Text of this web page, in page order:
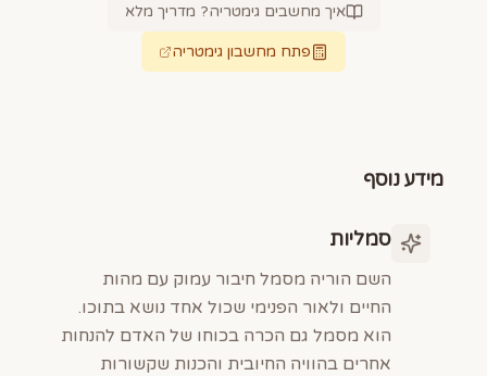
איך מחשבים גימטריה? מדריך מלא
פתח מחשבון גימטריה
מידע נוסף
סמליות
השם הוריה מסמל חיבור עמוק עם מהות
החיים ולאור הפנימי שכול אחד נושא בתוכו.
הוא מסמל גם הכרה בכוחו של האדם להנחות
אחרים בהוויה החיובית והכנות שקשורות